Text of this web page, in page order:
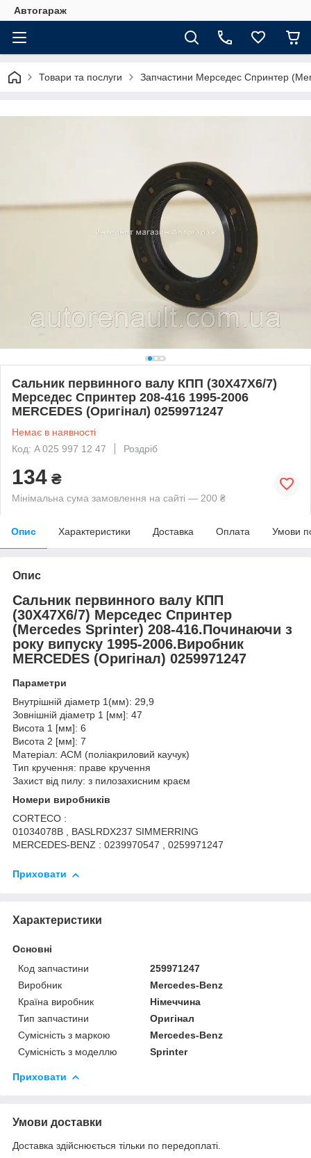
Автогараж
Товари та послуги Запчастини Мерседес Спринтер
Сальник первинного валу КПП (30X47X6/7)
Мерседес Спринтер 208-416 1995-2006
MERCEDES (Оригінал) 0259971247
Немає в наявності
Код: A 025 997 12 47
Роздріб
134 ₴
Мінімальна сума замовлення на сайті — 200 ₴
Опис Характеристики Доставка Оплата Умови
Опис
Сальник первинного валу КПП
(30X47X6/7) Мерседес Спринтер
(Mercedes Sprinter) 208-416.Починаючи з
року випуску 1995-2006.Виробник
MERCEDES (Оригінал) 0259971247
Параметри
Внутрішній діаметр 1(мм): 29,9
Зовнішній діаметр 1 [мм]: 47
Висота 1 [мм]: 6
Висота 2 [мм]: 7
Матеріал: АСМ (поліакриловий каучук)
Тип кручення: праве кручення
Захист від пилу: з пилозахисним краєм
Номери виробників
CORTECO :
01034078B , BASLRDX237 SIMMERRING
MERCEDES-BENZ : 0239970547 , 0259971247
Приховати
Характеристики
Основні
Код запчастини
259971247
Виробник
Mercedes-Benz
Країна виробник
Німеччина
Тип запчастини
Оригінал
Сумісність з маркою
Mercedes-Benz
Сумісність з моделлю
Sprinter
Приховати
Умови доставки
Доставка здійснюється тільки по передоплаті.